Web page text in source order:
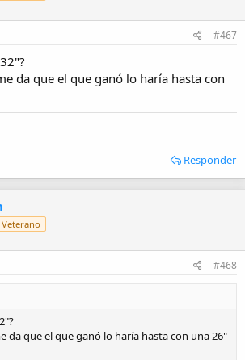
#467
da que el que ganó lo haría hasta con
Responder
Veterano
#468
da que el que ganó lo haría hasta con una 26"